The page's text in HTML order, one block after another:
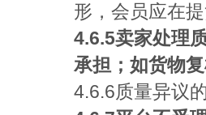
形，会员应在
4.6.5卖家处理
承担；如货物
4.6.6质量异议